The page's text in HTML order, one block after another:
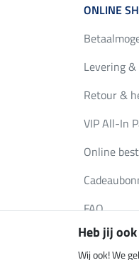
ONLINE
Levering
Retour &
VIP All-In
Online
FAQ
Heb jij
Wij ook! We